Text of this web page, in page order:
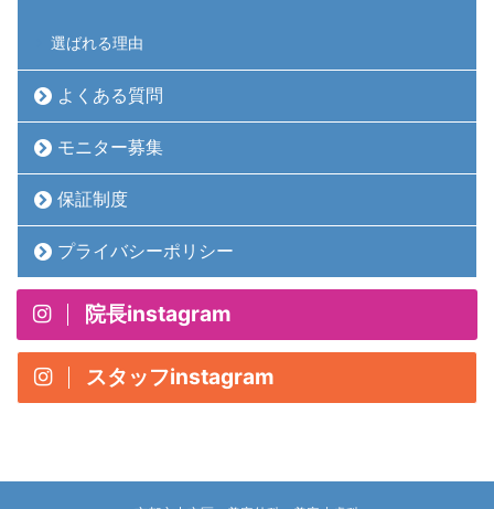
選ばれる理由
よくある質問
モニター募集
保証制度
プライバシーポリシー
院長instagram
スタッフinstagram